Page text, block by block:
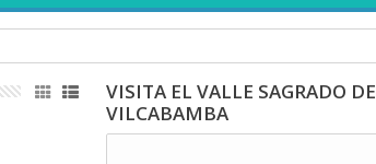
VISITA EL VALLE SAGRADO DE
VILCABAMBA